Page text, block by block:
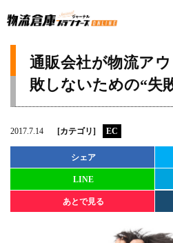
通販会社が物流ア
敗しないための“失
2017.7.14 [カテゴリ] EC
シェア
LINE
あとで見る